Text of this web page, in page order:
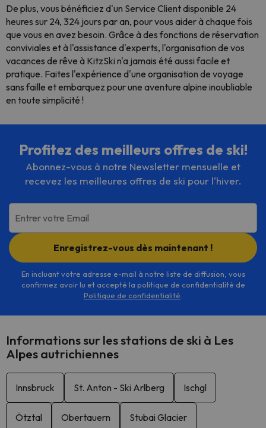
De plus, vous bénéficiez d'un Service Client disponible 24
heures sur 24, 324 jours par an, pour vous aider à chaque fois
que vous en avez besoin. Grâce à des fonctions de réservation
conviviales et à l'assistance d'experts, l'organisation de vos
vacances de rêve à KitzSki n'a jamais été aussi facile et
pratique. Faites l'expérience d'une organisation de voyage
sans faille et embarquez pour une aventure alpine inoubliable
en toute simplicité !
Profitez des meilleurs offres de ski!
Abonnez-vous à notre Newsletter mensuelle et
recevez les meilleures offres de ski pour l'hiver.
Entrer votre Email
Enregistrez-vous dès maintenant !
En incluant votre adresse e-mail à notre liste de diffusion, vous
confirmez avoir lu et accepté la politique de confidentialité de
Politique de confidentialité
Informations sur les stations de ski à Les
Alpes autrichiennes
Innsbruck St. Anton - Ski Arlberg Ischgl
Ötztal Obertauern Stubai Glacier